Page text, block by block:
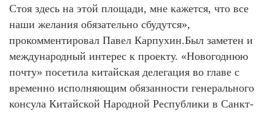
Стоя здесь на этой площади, мне кажется, что все
наши желания обязательно сбудутся»,
прокомментировал Павел Карпухин.Был заметен и
международный интерес к проекту. «Новогоднюю
почту» посетила китайская делегация во главе с
временно исполняющим обязанности генерального
консула Китайской Народной Республики в Санкт-